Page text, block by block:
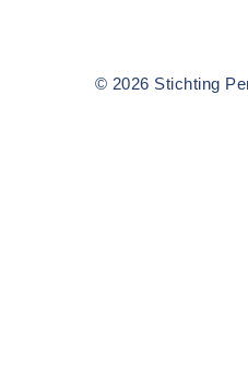
© 2026 Stichting